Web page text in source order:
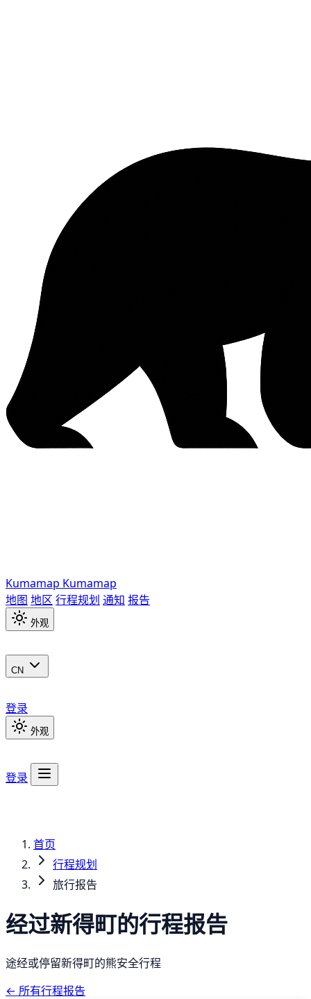
Kumamap Kumamap
地图 地区 行程规划 通知 报告
外观
CN
登录
外观
登录
首页
行程规划
旅行报告
经过新得町的行程报告
途经或停留新得町的熊安全行程
← 所有行程报告